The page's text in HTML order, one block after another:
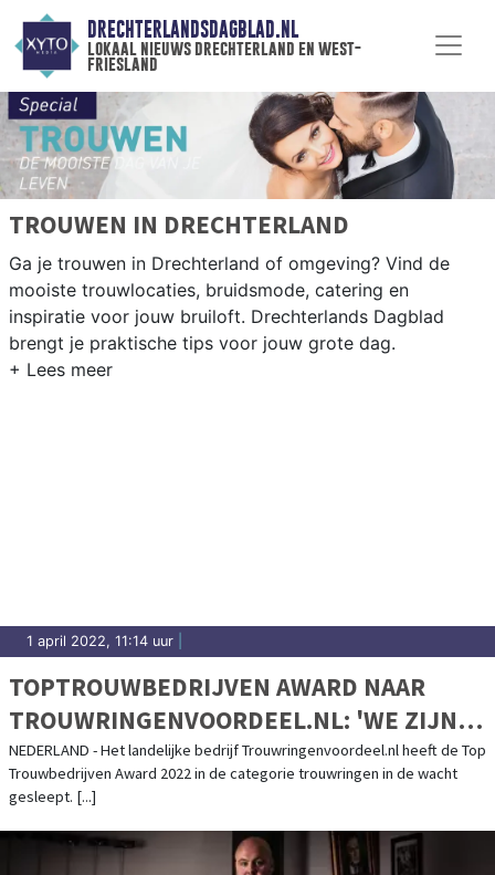
DRECHTERLANDSDAGBLAD.NL
lokaal nieuws drechterland en west-
friesland
TROUWEN IN DRECHTERLAND
Ga je trouwen in Drechterland of omgeving? Vind de
mooiste trouwlocaties, bruidsmode, catering en
inspiratie voor jouw bruiloft. Drechterlands Dagblad
brengt je praktische tips voor jouw grote dag.
1 april 2022, 11:14 uur
TOPTROUWBEDRIJVEN AWARD NAAR
TROUWRINGENVOORDEEL.NL: 'WE ZIJN
SUPERTROTS'
NEDERLAND - Het landelijke bedrijf Trouwringenvoordeel.nl heeft de Top
Trouwbedrijven Award 2022 in de categorie trouwringen in de wacht
gesleept. [...]